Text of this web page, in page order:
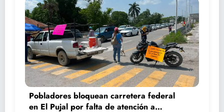
Pobladores bloquean carretera federal
en El Pujal por falta de atención a